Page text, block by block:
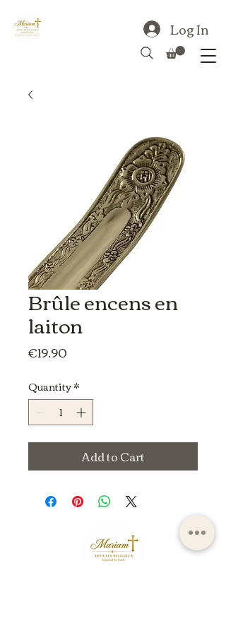
Log In
Brûle encens en
laiton
€19.90
Quantity*
Add to Cart